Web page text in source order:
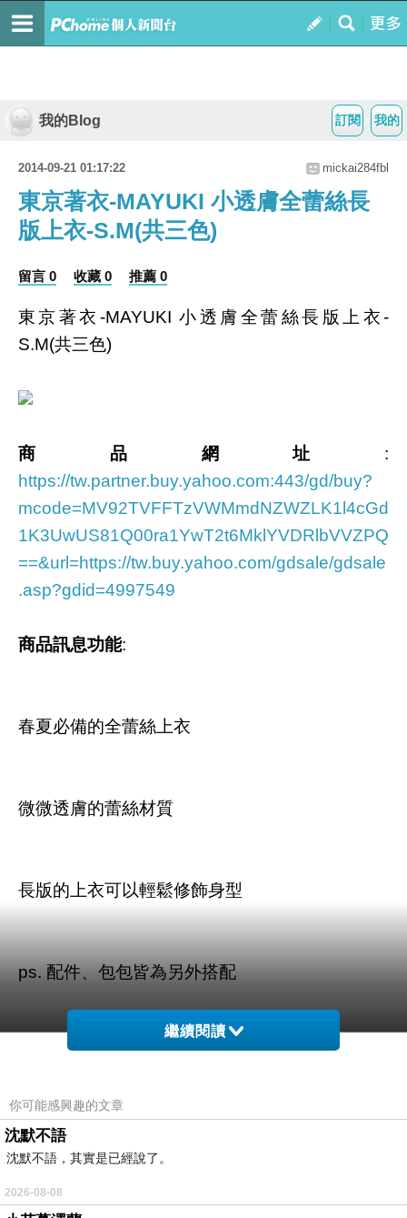
我的
訂閱
我的Blog
2014-09-21 01:17:22 mickai284fbl
東京著衣-MAYUKI 小透膚全蕾絲長
版上衣-S.M(共三色)
留言 0 收藏 0 推薦 0
東京著衣-MAYUKI 小透膚全蕾絲長版上衣-
S.M(共三色)
商品網址 :
https://tw.partner.buy.yahoo.com:443/gd/buy?
mcode=MV92TVFFTzVWMmdNZWZLK1l4cGd
1K3UwUS81Q00ra1YwT2t6MklYVDRlbVVZPQ
==&url=https://tw.buy.yahoo.com/gdsale/gdsale
.asp?gdid=4997549
商品訊息功能:
春夏必備的全蕾絲上衣
微微透膚的蕾絲材質
長版的上衣可以輕鬆修飾身型
ps. 配件、包包皆為另外搭配
商品訊息描述:
繼續閱讀
你可能感興趣的文章
沈默不語
沈默不語，其實是已經說了。
2026-08-08